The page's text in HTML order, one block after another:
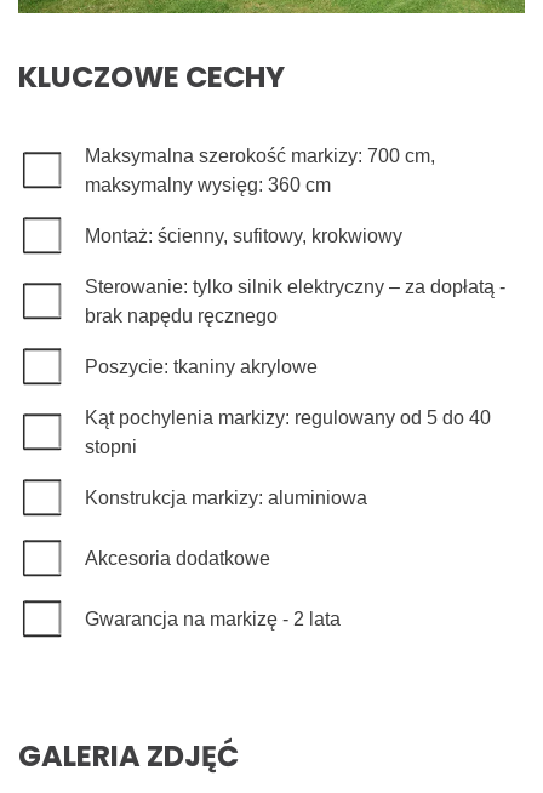
KLUCZOWE CECHY
Maksymalna szerokość markizy: 700 cm,
maksymalny wysięg: 360 cm
Montaż: ścienny, sufitowy, krokwiowy
Sterowanie: tylko silnik elektryczny – za dopłatą -
brak napędu ręcznego
Poszycie: tkaniny akrylowe
Kąt pochylenia markizy: regulowany od 5 do 40
stopni
Konstrukcja markizy: aluminiowa
Akcesoria dodatkowe
Gwarancja na markizę - 2 lata
GALERIA ZDJĘĆ